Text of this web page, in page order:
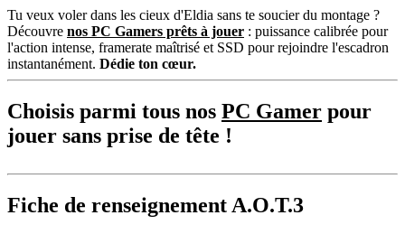
Tu veux voler dans les cieux d'Eldia sans te soucier du montage ?
Découvre nos PC Gamers prêts à jouer : puissance calibrée pour
l'action intense, framerate maîtrisé et SSD pour rejoindre l'escadron
instantanément. Dédie ton cœur.
Choisis parmi tous nos PC Gamer pour
jouer sans prise de tête !
Fiche de renseignement A.O.T.3